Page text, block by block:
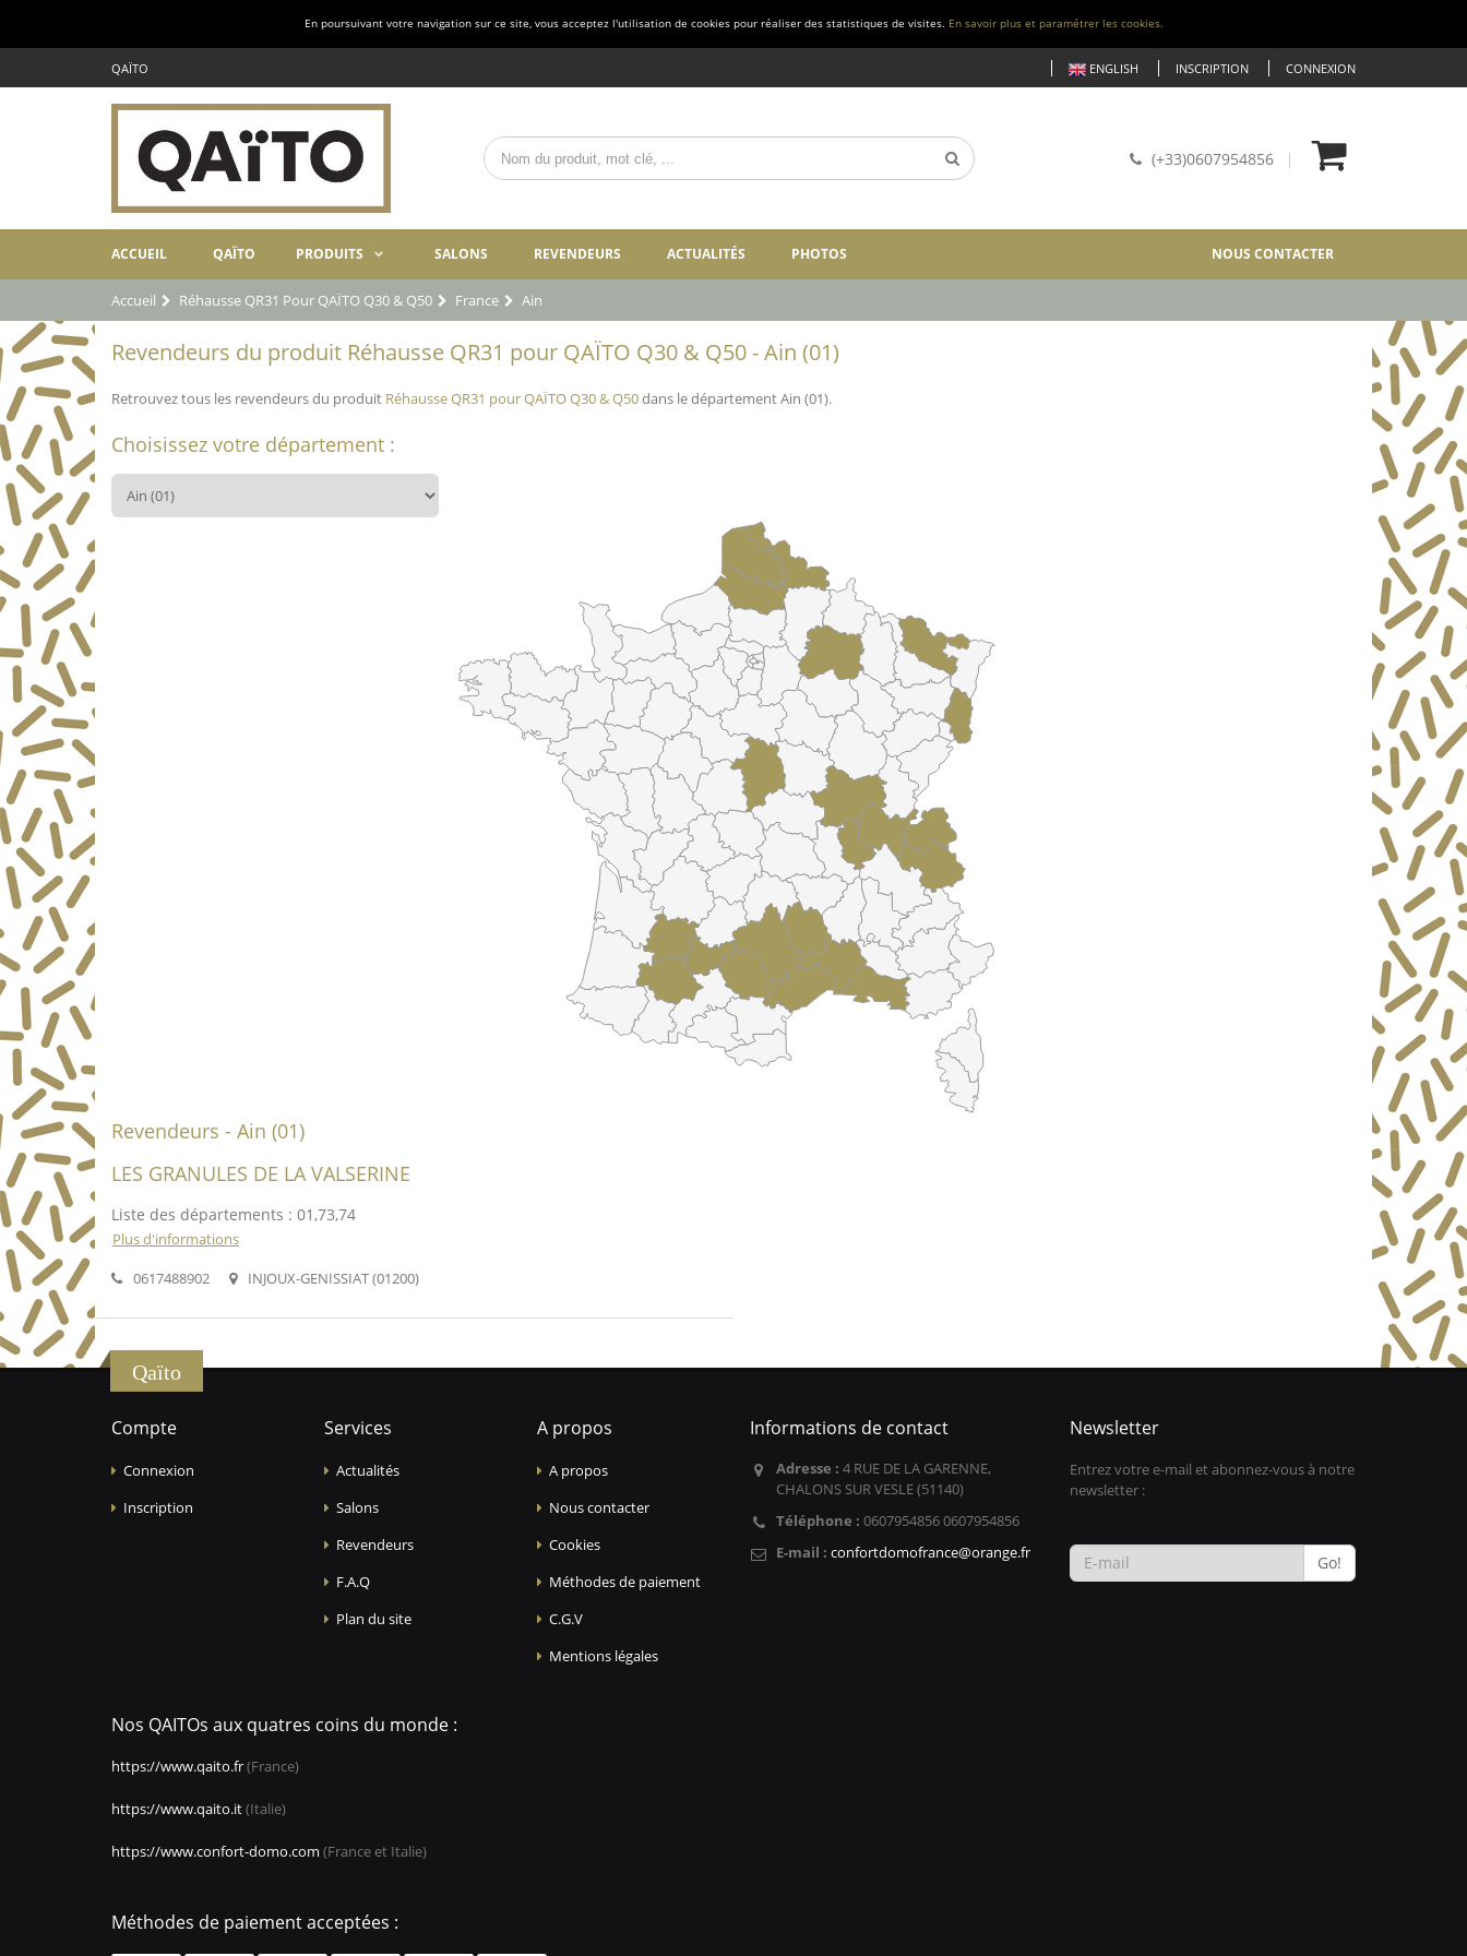
En poursuivant votre navigation sur ce site, vous acceptez l'utilisation de cookies pour réaliser des statistiques de visites. En savoir plus et paramétrer les cookies.
QAÏTO ENGLISH INSCRIPTION CONNEXION
(+33)0607954856
ACCUEIL QAÏTO PRODUITS SALONS REVENDEURS ACTUALITÉS PHOTOS NOUS CONTACTER
Accueil Réhausse QR31 Pour QAÏTO Q30 & Q50 France Ain
Revendeurs du produit Réhausse QR31 pour QAÏTO Q30 & Q50 - Ain (01)
Retrouvez tous les revendeurs du produit Réhausse QR31 pour QAÏTO Q30 & Q50dans le département Ain (01).
Choisissez votre département :
Revendeurs - Ain (01)
LES GRANULES DE LA VALSERINE
Liste des départements : 01,73,74
Plus d'informations
0617488902
INJOUX-GENISSIAT (01200)
Qaïto
Compte
Connexion
Inscription
Services
Actualités
Salons
Revendeurs
F.A.Q
Plan du site
A propos
A propos
Nous contacter
Cookies
Méthodes de paiement
C.G.V
Mentions légales
Informations de contact
Adresse : 4 RUE DE LA GARENNE,
CHALONS SUR VESLE (51140)
Téléphone : 0607954856 0607954856
E-mail : confortdomofrance@orange.fr
Newsletter
Entrez votre e-mail et abonnez-vous à notre
newsletter :
Go!
Nos QAITOs aux quatres coins du monde :
https://www.qaito.fr(France)
https://www.qaito.it(Italie)
https://www.confort-domo.com (France et Italie)
Méthodes de paiement acceptées :